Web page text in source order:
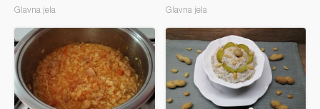
Glavna jela Glavna jela